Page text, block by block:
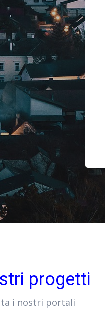
progetti
i nostri portali